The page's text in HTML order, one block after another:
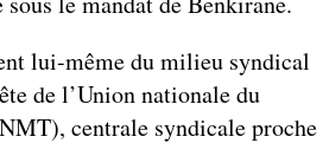
lui-même du milieu syndical
de l’Union nationale du
centrale syndicale proche